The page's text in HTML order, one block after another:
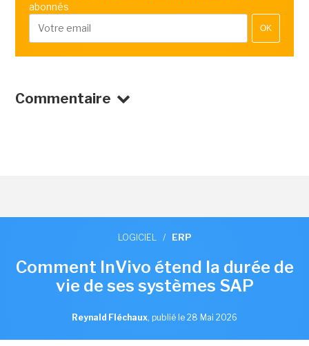
abonnés
OK
Commentaire
LOGICIEL / ERP
Comment InVivo étend la durée de
vie de ses systèmes SAP
Reynald Fléchaux, publié le 28 Mai 2026